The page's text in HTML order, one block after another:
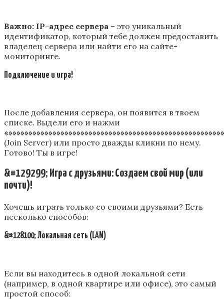
Важно: IP-адрес сервера – это уникальный
идентификатор, который тебе должен предоставить
владелец сервера или найти его на сайте-
мониторинге.
Подключение и игра!
После добавления сервера, он появится в твоем
списке. Выдели его и нажми
(Join Server) или просто дважды кликни по нему.
Готово! Ты в игре!
&#129299; Игра с друзьями: Создаем свой мир (или
почти)!
Хочешь играть только со своими друзьями? Есть
несколько способов:
&#128100; Локальная сеть (LAN)
Если вы находитесь в одной локальной сети
(например, в одной квартире или офисе), это самый
простой способ: